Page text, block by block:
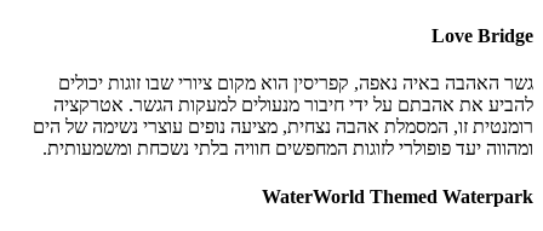
Love Bridge
גשר האהבה באיה נאפה, קפריסין הוא מקום ציורי שבו זוגות יכולים
להביע את אהבתם על ידי חיבור מנעולים למעקות הגשר. אטרקציה
רומנטית זו, המסמלת אהבה נצחית, מציעה נופים עוצרי נשימה של הים
ומהווה יעד פופולרי לזוגות המחפשים חוויה בלתי נשכחת ומשמעותית.
WaterWorld Themed Waterpark